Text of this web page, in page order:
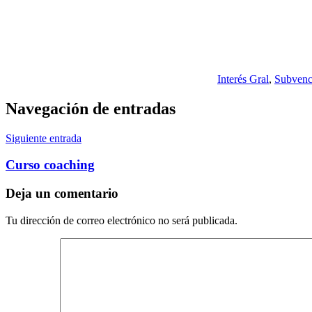
Interés Gral,
Navegación de entradas
Siguiente entrada
Curso coaching
Deja un comentario
Tu dirección de correo electrónico no será publicada.